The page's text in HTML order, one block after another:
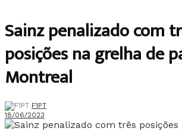
Sainz penalizado com
posições na grelha de
Montreal
F1PT
18/06/2023